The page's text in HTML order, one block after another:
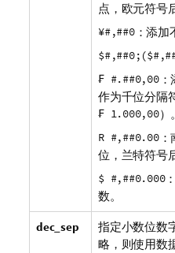
点，欧元符号
​¥#,##0：添加
₣ #.##0,00：
作为千位分隔
₣ 1.000,00）。
R #,##0.00：
位，兰特符号
$ #,##0.000
数。
dec_sep
指定小数位数
略，则使用数